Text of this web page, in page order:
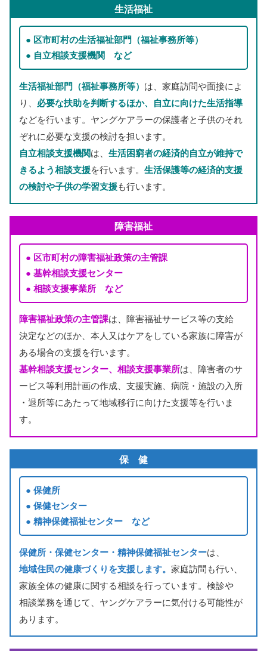
生活福祉
区市町村の生活福祉部門 （福祉事務所等）
自立相談支援機関 など
生活福祉部門 （福祉事務所等） は、 家庭訪問や面接によ
り、 必要な扶助を判断するほか、 自立に向けた生活指導
などを行います。ヤングケアラーの保護者と子供のそれ
ぞれに必要な支援の検討を担います。
自立相談支援機関は、 生活困窮者の経済的自立が維持で
きるよう相談支援を行います。 生活保護等の経済的支援
の検討や子供の学習支援も行います。
障害福祉
区市町村の障害福祉政策の主管課
基幹相談支援センター
相談支援事業所など
障害福祉政策の主管課は、 障害福祉サービス等の支給
決定などのほか、 本人 又 はケアをしている家族に 障害が
ある場合の支援を行います。
基幹相談支援センター、 相談支援事業所は、 障害者のサ
ービス等利用計画の作成、 支援実施、 病院 ・ 施設の入所
・ 退所等にあたって地域移行に向けた支援等を行いま
す。
保 健
保健所
保健センター
精神保健福祉センター など
保健所・ 保健センター・ 精神保健福祉センターは、
地域住民の健康づくりを支援します。 家庭訪問 も行い、
家族全体の健康に関する相談を行っています。 検診や
相談業務を通 じて、ヤングケアラーに気付ける可能性が
あります。